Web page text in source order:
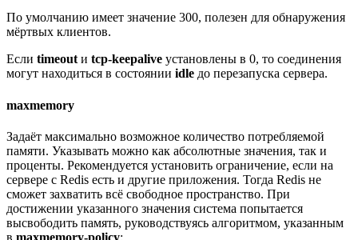
По умолчанию имеет значение 300, полезен для обнаружения
мёртвых клиентов.
Если timeout и tcp-keepalive установлены в 0, то соединения
могут находиться в состоянии idle до перезапуска сервера.
maxmemory
Задаёт максимально возможное количество потребляемой
памяти. Указывать можно как абсолютные значения, так и
проценты. Рекомендуется установить ограничение, если на
сервере с Redis есть и другие приложения. Тогда Redis не
сможет захватить всё свободное пространство. При
достижении указанного значения система попытается
высвободить память, руководствуясь алгоритмом, указанным
в maxmemory-policy: